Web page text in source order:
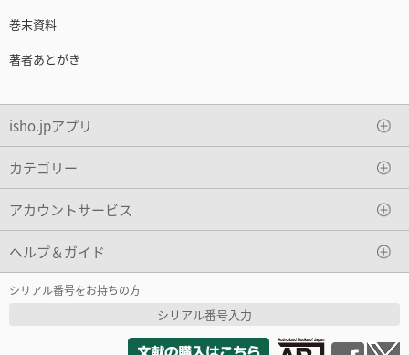
巻末資料
著者あとがき
isho.jpアプリ
カテゴリー
アカウントサービス
ヘルプ＆ガイド
シリアル番号をお持ちの方
シリアル番号入力